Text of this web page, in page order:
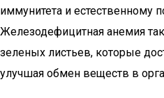
иммунитета и естественному
Железодефицитная анемия
зеленых листьев, которые
улучшая обмен веществ в